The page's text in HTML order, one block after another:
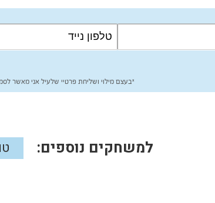
*בעצם מילוי ושליחת פרטיי שלעיל אני מאשר
למשחקים נוספים: